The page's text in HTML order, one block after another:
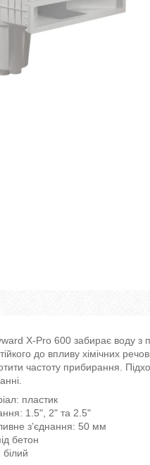
X-Pro 600 забирає воду з
до впливу хімічних
частоту прибирання.
пластик
1.5", 2" та 2.5"
з’єднання: 50 мм
бетон
білий